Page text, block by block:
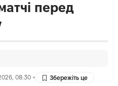
перед
08:30